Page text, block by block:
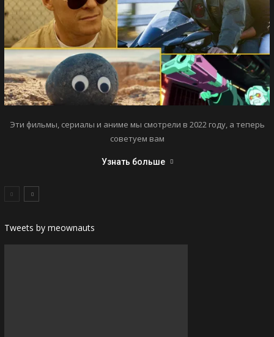
Эти фильмы, сериалы и аниме мы смотрели в 2022 году, а теперь
советуем вам
Узнать больше
Tweets by meownauts